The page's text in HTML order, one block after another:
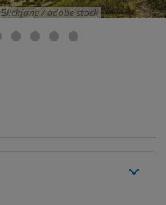
Blickfang / adobe stock